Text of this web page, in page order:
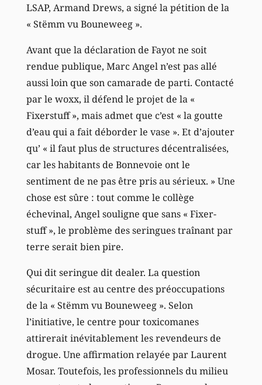
LSAP, Armand Drews, a signé la pétition de la
« Stëmm vu Bouneweeg ».
Avant que la déclaration de Fayot ne soit
rendue publique, Marc Angel n’est pas allé
aussi loin que son camarade de parti. Contacté
par le woxx, il défend le projet de la «
Fixerstuff », mais admet que c’est « la goutte
d’eau qui a fait déborder le vase ». Et d’ajouter
qu’ « il faut plus de structures décentralisées,
car les habitants de Bonnevoie ont le
sentiment de ne pas être pris au sérieux. » Une
chose est sûre : tout comme le collège
échevinal, Angel souligne que sans « Fixer-
stuff », le problème des seringues traînant par
terre serait bien pire.
Qui dit seringue dit dealer. La question
sécuritaire est au centre des préoccupations
de la « Stëmm vu Bouneweeg ». Selon
l’initiative, le centre pour toxicomanes
attirerait inévitablement les revendeurs de
drogue. Une affirmation relayée par Laurent
Mosar. Toutefois, les professionnels du milieu